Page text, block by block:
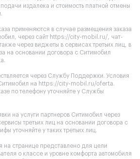
издалека и стоимость платной отмены
применяются в случае размещения заказа
через сайт https://city-mobil.ru/ , чат-
через виджеты в сервисах третьих лиц, в
на основании договора с Ситимобил
.
через Службу Поддержки. Условия
на https://city-mobil.ru/oferta.
по телефону уточняйте у Службы
на услуги партнеров Ситимобил через
третьих лиц на основании договора с
уточняйте у таких третьих лиц.
на странице представлено для цели
о классе и уровне комфорта автомобиля